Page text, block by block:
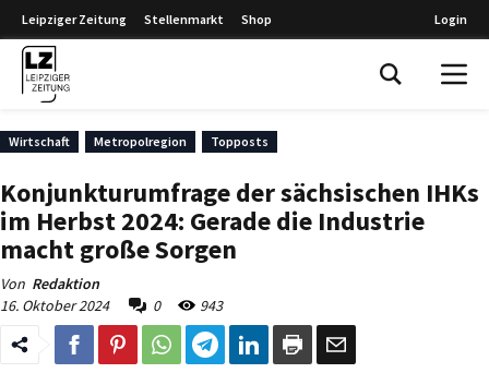
Leipziger Zeitung Stellenmarkt Shop Login
Wirtschaft Metropolregion Topposts
Konjunkturumfrage der sächsischen IHKs
im Herbst 2024: Gerade die Industrie
macht große Sorgen
Von Redaktion
16. Oktober 2024
0 943